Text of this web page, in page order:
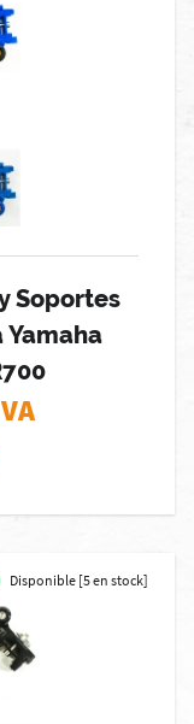
Soportes
Yamaha
Disponible [5 en stock]